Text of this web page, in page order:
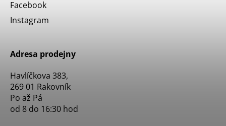
Facebook
Instagram
Adresa prodejny
Havlíčkova 383,
269 01 Rakovník
Po až Pá
od 8 do 16:30 hod